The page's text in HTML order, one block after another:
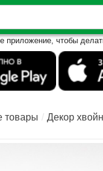
приложение, чтобы
товары Декор